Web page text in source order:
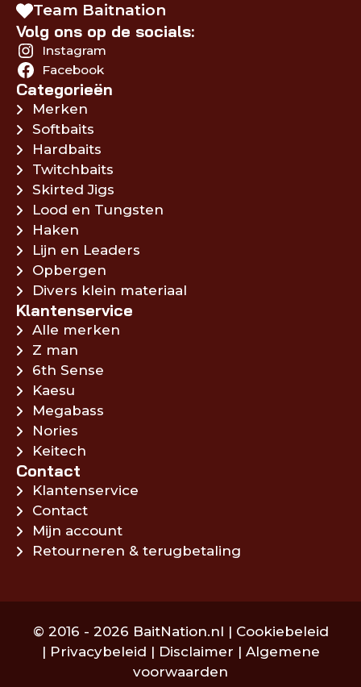
Team Baitnation
Volg ons op de socials:
Instagram
Facebook
Categorieën
Merken
Softbaits
Hardbaits
Twitchbaits
Skirted Jigs
Lood en Tungsten
Haken
Lijn en Leaders
Opbergen
Divers klein materiaal
Klantenservice
Alle merken
Z man
6th Sense
Kaesu
Megabass
Nories
Keitech
Contact
Klantenservice
Contact
Mijn account
Retourneren & terugbetaling
© 2016 - 2026 BaitNation.nl | Cookiebeleid
| Privacybeleid | Disclaimer | Algemene
voorwaarden